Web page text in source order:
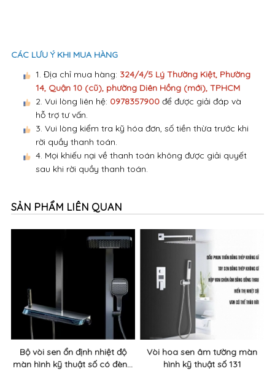
CÁC LƯU Ý KHI MUA HÀNG
1. Địa chỉ mua hàng: 324/4/5 Lý Thường Kiệt, Phường
14, Quận 10 (cũ), phường Diên Hồng (mới), TPHCM
2. Vui lòng liên hệ: 0978357900để được giải đáp và
hỗ trợ tư vấn.
3. Vui lòng kiểm tra kỹ hóa đơn, số tiền thừa trước khi
rời quầy thanh toán.
4. Mọi khiếu nại về thanh toán không được giải quyết
sau khi rời quầy thanh toán.
SẢN PHẨM LIÊN QUAN
Bộ vòi sen ổn định nhiệt độ
màn hình kỹ thuật số có đèn...
Vòi hoa sen âm tường màn
hình kỹ thuật số 131